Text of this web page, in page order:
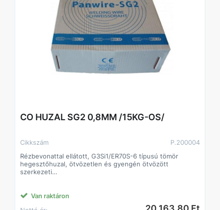
CO HUZAL SG2 0,8MM /15KG-OS/
Cikkszám
P.200004
Rézbevonattal ellátott, G3Si1/ER70S-6 típusú tömör
hegesztőhuzal, ötvözetlen és gyengén ötvözött
szerkezeti
CO2Van raktáron